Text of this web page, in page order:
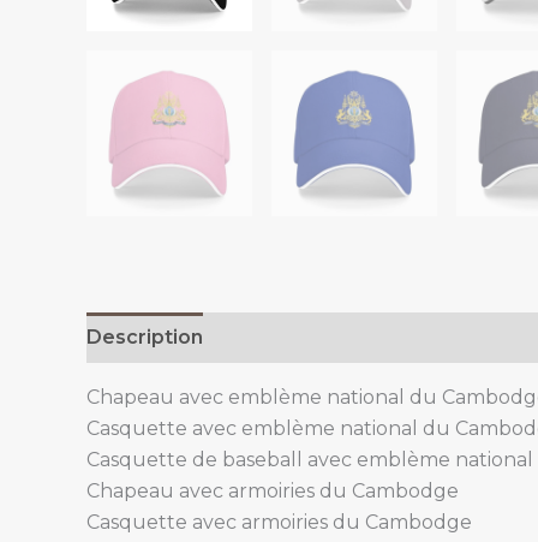
Description
Chapeau avec emblème national du
Casquette avec emblème national du
Casquette de baseball avec emblème
Chapeau avec armoiries du Cambodge
Casquette avec armoiries du Cambodge